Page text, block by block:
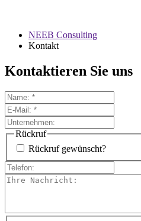
NEEB Consulting
Kontakt
Kontaktieren Sie uns
Rückruf
Rückruf gewünscht?